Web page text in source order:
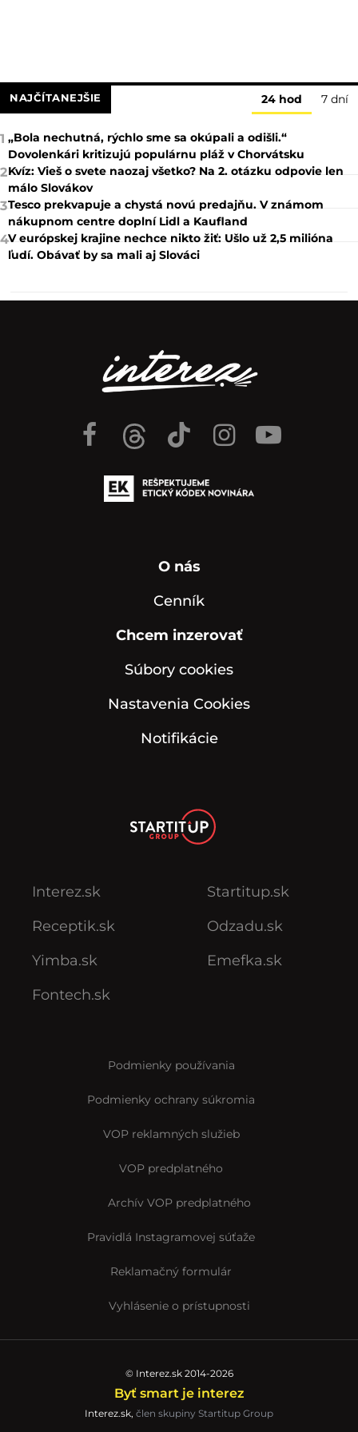
NAJČÍTANEJŠIE 24 hod 7 dní
1 „Bola nechutná, rýchlo sme sa okúpali a odišli.“
Dovolenkári kritizujú populárnu pláž v Chorvátsku
2Kvíz: Vieš o svete naozaj všetko? Na 2. otázku odpovie len
málo Slovákov
3Tesco prekvapuje a chystá novú predajňu. V známom
nákupnom centre doplní Lidl a Kaufland
4V európskej krajine nechce nikto žiť: Ušlo už 2,5 milióna
ľudí. Obávať by sa mali aj Slováci
O nás
Cenník
Chcem inzerovať
Súbory cookies
Nastavenia Cookies
Notifikácie
Interez.sk
Receptik.sk
Yimba.sk
Fontech.sk
Startitup.sk
Odzadu.sk
Emefka.sk
Podmienky používania
Podmienky ochrany súkromia
VOP reklamných služieb
VOP predplatného
Archív VOP predplatného
Pravidlá Instagramovej súťaže
Reklamačný formulár
Vyhlásenie o prístupnosti
© Interez.sk 2014-2026
Byť smart je interez
Interez.sk, člen skupiny Startitup Group